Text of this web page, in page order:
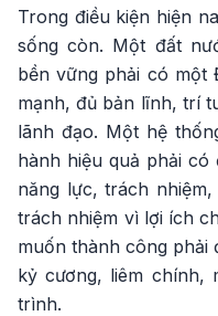
Trong điều kiện hiện
sống còn. Một đất
bền vững phải có một
mạnh, đủ bản lĩnh, trí
lãnh đạo. Một hệ
hành hiệu quả phải
năng lực, trách
trách nhiệm vì lợi ích
muốn thành công phải
kỷ cương, liêm chính,
trình.